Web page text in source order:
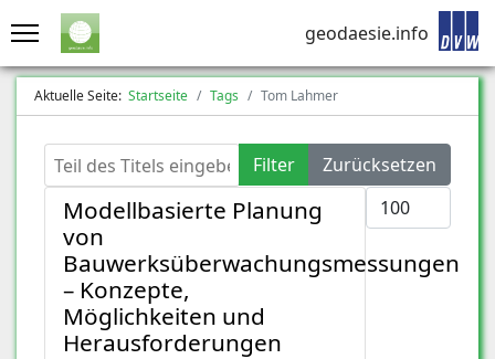
geodaesie.info
Aktuelle Seite: Startseite Tags Tom Lahmer
Teil des Titels eingeben Filter
Zurücksetzen
Anzeige #
Modellbasierte Planung
von
Bauwerksüberwachungsmessungen
– Konzepte,
Möglichkeiten und
Herausforderungen